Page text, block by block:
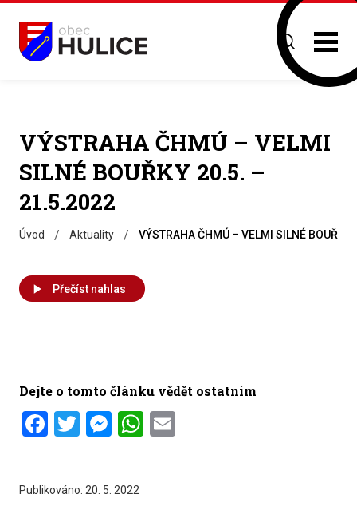
VÝSTRAHA ČHMÚ – VELMI
SILNÉ BOUŘKY 20.5. –
21.5.2022
Úvod / Aktuality / VÝSTRAHA ČHMÚ – VELMI SILNÉ
Přečíst nahlas
Dejte o tomto článku vědět ostatním
Facebook
Twitter
Messenger
WhatsApp
Publikováno: 20. 5. 2022